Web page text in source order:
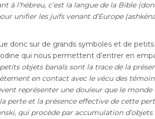
à l’hébreu, c’est la langue de la Bible
unifier les juifs venant d’Europe
donc sur de grands symboles et de
qui nous permettent d’entrer en
objets banals sont la trace de la
en contact avec le vécu des
représenter une douleur que le
perte et la présence effective de cette
qui procède par accumulation